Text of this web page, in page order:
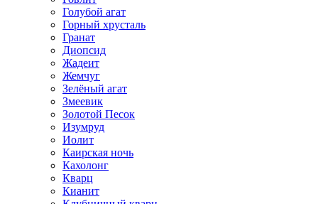
Голубой агат
Горный хрусталь
Гранат
Диопсид
Жадеит
Жемчуг
Зелёный агат
Змеевик
Золотой Песок
Изумруд
Иолит
Каирская ночь
Кахолонг
Кварц
Кианит